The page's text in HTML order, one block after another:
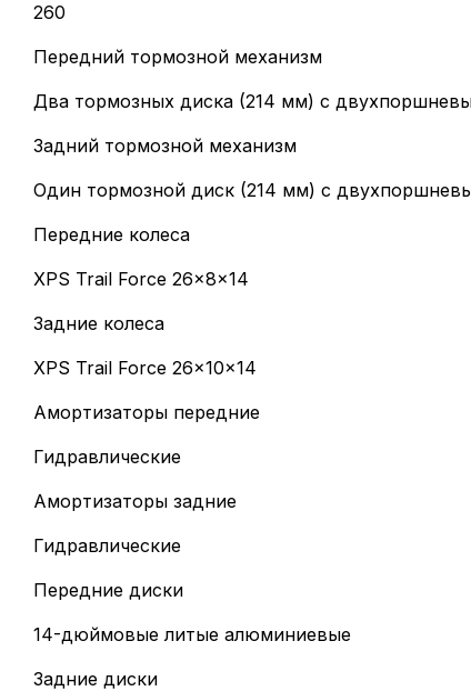
260
Передний тормозной механизм
Два тормозных диска (214 мм) с
Задний тормозной механизм
Один тормозной диск (214 мм) с
Передние колеса
XPS Trail Force 26x8x14
Задние колеса
XPS Trail Force 26x10x14
Амортизаторы передние
Гидравлические
Амортизаторы задние
Гидравлические
Передние диски
14-дюймовые литые алюминиевые
Задние диски